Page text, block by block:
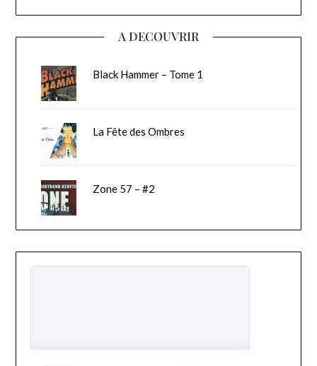
A DECOUVRIR
Black Hammer – Tome 1
La Fête des Ombres
Zone 57 – #2